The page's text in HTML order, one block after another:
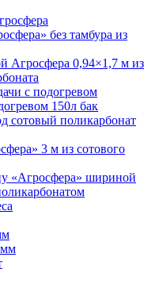
без тамбура из
Агросфера 0,94×1,7 м из
с подогревом
150л бак
сотовый поликарбонат
3 м из сотового
«Агросфера» шириной